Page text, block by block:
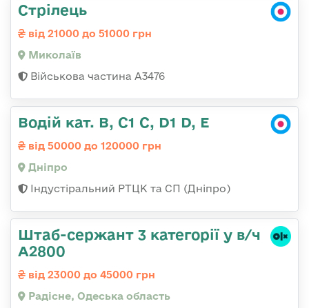
Стрілець
від 21000 до 51000 грн
Миколаїв
Військова частина А3476
Водій кат. В, С1 С, D1 D, E
від 50000 до 120000 грн
Дніпро
Індустіральний РТЦК та СП (Дніпро)
Штаб-сержант 3 категорії у в/ч
А2800
від 23000 до 45000 грн
Радісне, Одеська область